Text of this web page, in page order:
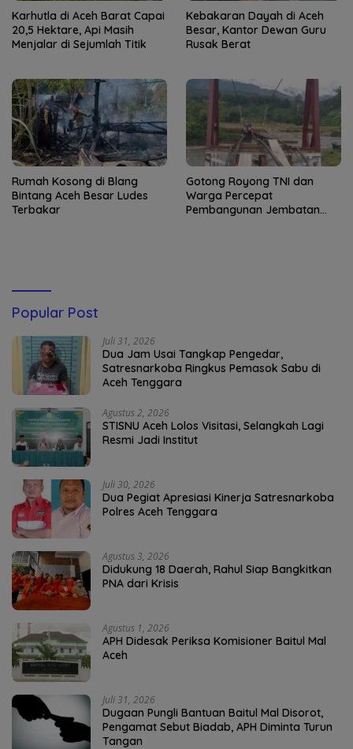
Karhutla di Aceh Barat Capai
20,5 Hektare, Api Masih
Menjalar di Sejumlah Titik
Kebakaran Dayah di Aceh
Besar, Kantor Dewan Guru
Rusak Berat
Rumah Kosong di Blang
Bintang Aceh Besar Ludes
Terbakar
Gotong Royong TNI dan
Warga Percepat
Pembangunan Jembatan
Popular Post
Juli 31, 2026
Dua Jam Usai Tangkap Pengedar,
Satresnarkoba Ringkus Pemasok Sabu di
Aceh Tenggara
Agustus 2, 2026
STISNU Aceh Lolos Visitasi, Selangkah Lagi
Resmi Jadi Institut
Juli 30, 2026
Dua Pegiat Apresiasi Kinerja Satresnarkoba
Polres Aceh Tenggara
Agustus 3, 2026
Didukung 18 Daerah, Rahul Siap Bangkitkan
PNA dari Krisis
Agustus 1, 2026
APH Didesak Periksa Komisioner Baitul Mal
Aceh
Juli 31, 2026
Dugaan Pungli Bantuan Baitul Mal Disorot,
Pengamat Sebut Biadab, APH Diminta Turun
Tangan